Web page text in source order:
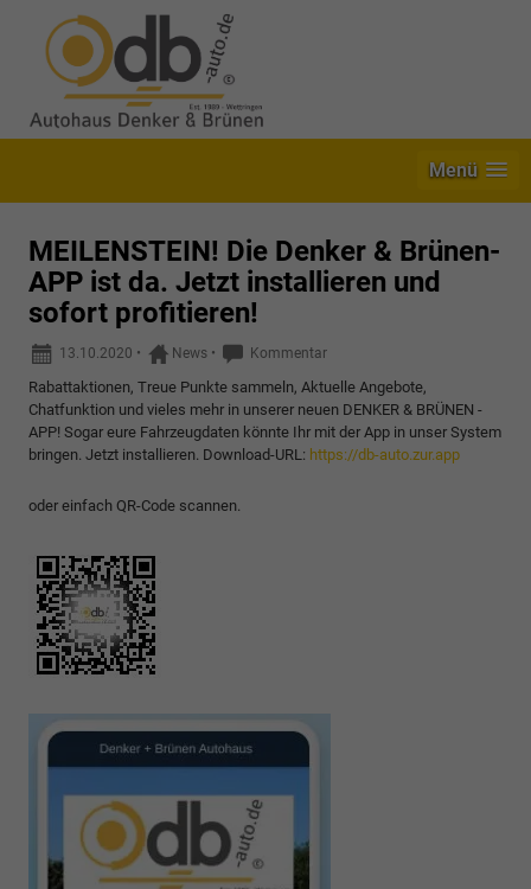
Menü
MEILENSTEIN! Die Denker & Brünen-
APP ist da. Jetzt installieren und
sofort profitieren!
13.10.2020 • News • Kommentar
Rabattaktionen, Treue Punkte sammeln, Aktuelle Angebote,
Chatfunktion und vieles mehr in unserer neuen DENKER & BRÜNEN -
APP! Sogar eure Fahrzeugdaten könnte Ihr mit der App in unser System
bringen. Jetzt installieren. Download-URL: https://db-auto.zur.app
oder einfach QR-Code scannen.